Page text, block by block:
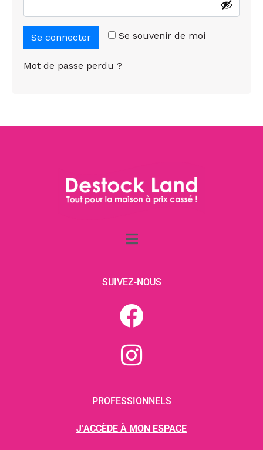
Se souvenir de moi
Se connecter
Mot de passe perdu ?
SUIVEZ-NOUS
PROFESSIONNELS
J’ACCÈDE À MON ESPACE